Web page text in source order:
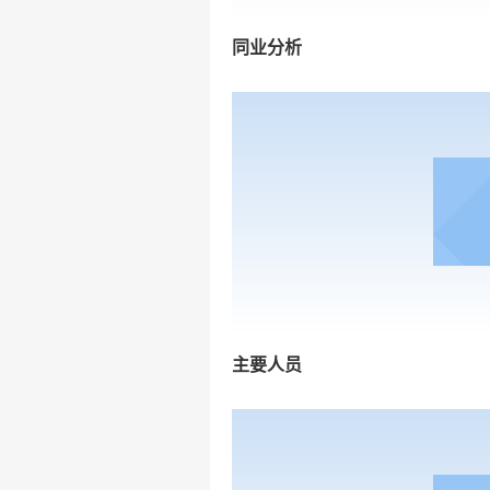
同业分析
主要人员